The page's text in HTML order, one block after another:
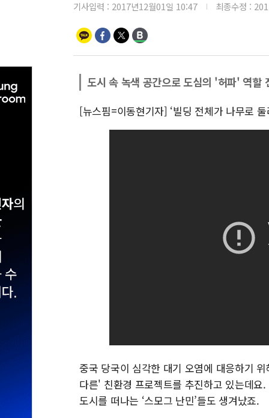
기사입력 : 2017년12월01일 10:47 최종수정 :
도시 속 녹색 공간으로 도심의 '허파' 역할
[뉴스핌=이동현기자] ‘빌딩 전체가 나무로
중국 당국이 심각한 대기 오염에 대응하기
다른' 친환경 프로젝트를 추진하고 있는데
도시를 떠나는 ‘스모그 난민’들도 생겨났죠.